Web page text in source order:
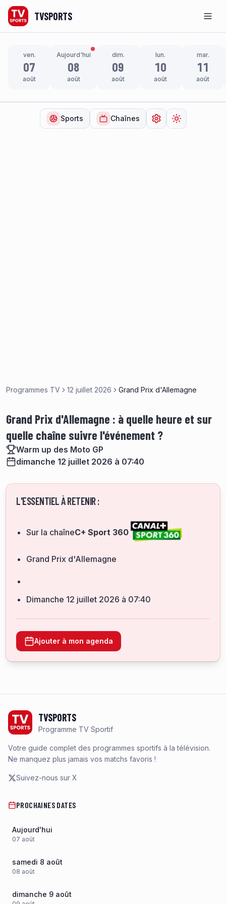
TVSPORTS
ven.
07
août
Aujourd'hui
08
août
dim.
09
août
lun.
10
août
mar.
11
août
Sports Chaînes Ouvrir lesChanger de
Programmes TV 12 juillet 2026 Grand Prix d'Allemagne
Grand Prix d'Allemagne : à quelle heure et sur
quelle chaîne suivre l'événement ?
Warm up des Moto GP
dimanche 12 juillet 2026 à 07:40
L'ESSENTIEL À RETENIR :
Sur la chaîneC+ Sport 360
Grand Prix d'Allemagne
dimanche 12 juillet 2026 à 07:40
Ajouter à mon agenda
TVSPORTS
Programme TV Sportif
Votre guide complet des programmes sportifs à la télévision.
Ne manquez plus jamais vos matchs favoris !
Suivez-nous sur X
PROCHAINES DATES
Aujourd'hui
07 août
samedi 8 août
08 août
dimanche 9 août